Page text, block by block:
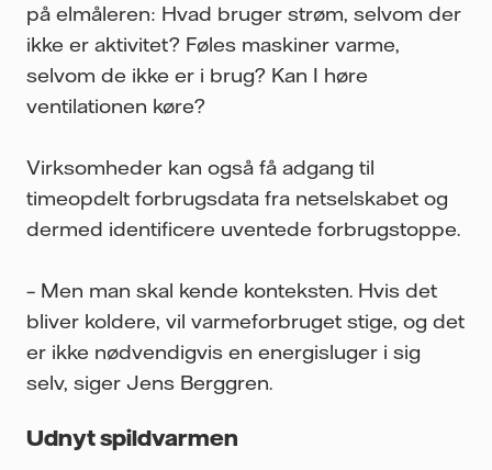
på elmåleren: Hvad bruger strøm, selvom der
ikke er aktivitet? Føles maskiner varme,
selvom de ikke er i brug? Kan I høre
ventilationen køre?
Virksomheder kan også få adgang til
timeopdelt forbrugsdata fra netselskabet og
dermed identificere uventede forbrugstoppe.
– Men man skal kende konteksten. Hvis det
bliver koldere, vil varmeforbruget stige, og det
er ikke nødvendigvis en energisluger i sig
selv, siger Jens Berggren.
Udnyt spildvarmen